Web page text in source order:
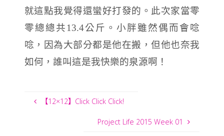
就這點我覺得還蠻好打發的。 此次家當零
零總總共13.4公斤。小胖雖然偶而會唸
唸，因為大部分都是他在搬，但他也奈我
如何， 誰叫這是我快樂的泉源啊！
【12×12】Click Click Click!
Project Life 2015 Week 01